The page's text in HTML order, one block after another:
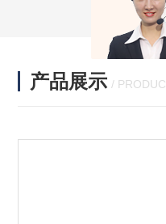
产品展示 /